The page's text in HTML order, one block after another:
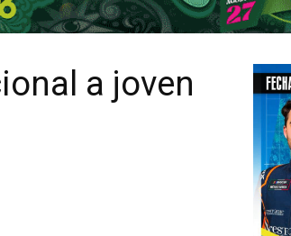
a joven